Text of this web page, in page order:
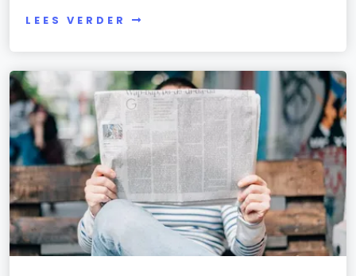
LEES VERDER